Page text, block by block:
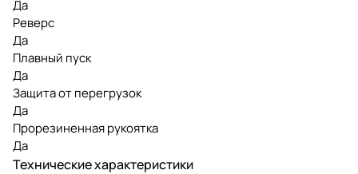
Да
Реверс
Да
Плавный пуск
Да
Защита от перегрузок
Да
Прорезиненная рукоятка
Да
Технические характеристики